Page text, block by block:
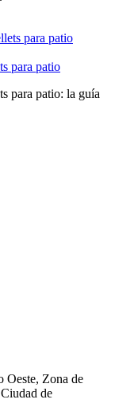
para patio
para patio: la guía
Zona de
de